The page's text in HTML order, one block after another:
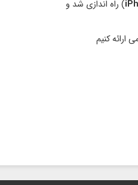
) راه اندازی شد و